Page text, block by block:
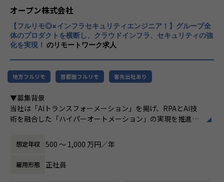
・プロジェクトベースではなく、お客様ベースで仕事をして
いくため、よりお客様に深く入り込み「伴走型支援」として
お客様のデータ活用を促進させることができる点が醍醐味で
す。
適正に応じて、会社の指示する業務への異動を命じることが
ズに応えるため、私たちは「プロフェッショ
ナルサービスの大衆化」をミッションとして
掲げております。高い専門性を持った技術
力、深い経験から得られた多様性のある高度
な分析力をハイクオリティ＆ローコストで提
供することで、企業の競争優位確保に貢献す
ることを私たちは使命としております。
造」を掲げて、理想企業の創造に向け、「社
員全員が燃える会社」を目指しています。理
展する企業です。そして、社員全員が燃え続
ます。お客様に対する長期的な貢献を果たす
オープン株式会社
【フルリモ◎×インフラセキュリティエンジニア！】グループ全
体のプロダクトを横断し、クラウドインフラ、セキュリティの強
化を実現！ のリモートワーク求人
地方フルリモ 首都圏フルリモ 客先出社あり
▼募集背景
当社は「AIトランスフォーメーション」を掲げ、RPAとAI技
術を融合した「ハイパーオートメーション」の実現を推進し
支えるインフラ基盤・セキュリティ統制・監視体制を全社横
断で整備・強化していくフェーズにあります。
現在、一部プロダクトのAWSからGoogle Cloud への移行を
はじめ、各プロダクトの脆弱性対応やセキュリティガバナン
想定年収 500 〜 1,000 万円／年
雇用形態 正社員